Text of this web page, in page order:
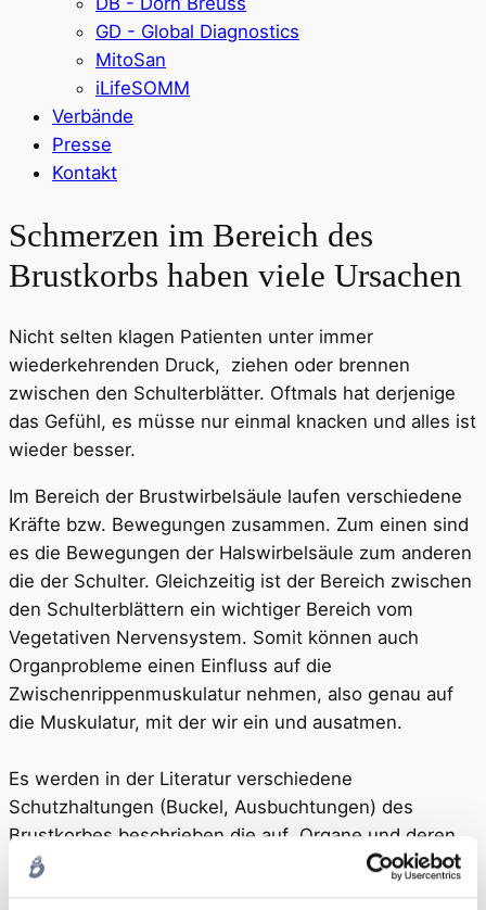
GD - Global Diagnostics
MitoSan
iLifeSOMM
Verbände
Presse
Kontakt
Schmerzen im Bereich des
Brustkorbs haben viele Ursachen
Nicht selten klagen Patienten unter immer
wiederkehrenden Druck, ziehen oder brennen
zwischen den Schulterblätter. Oftmals hat derjenige
das Gefühl, es müsse nur einmal knacken und alles ist
wieder besser.
Im Bereich der Brustwirbelsäule laufen verschiedene
Kräfte bzw. Bewegungen zusammen. Zum einen sind
es die Bewegungen der Halswirbelsäule zum anderen
die der Schulter. Gleichzeitig ist der Bereich zwischen
den Schulterblättern ein wichtiger Bereich vom
Vegetativen Nervensystem. Somit können auch
Organprobleme einen Einfluss auf die
Zwischenrippenmuskulatur nehmen, also genau auf
die Muskulatur, mit der wir ein und ausatmen.
Es werden in der Literatur verschiedene
Schutzhaltungen (Buckel, Ausbuchtungen) des
Brustkorbes beschrieben die auf Organe und deren
Probleme einen Einfluss auf den Brustkorb und die
Atemmechanik nehmen können.